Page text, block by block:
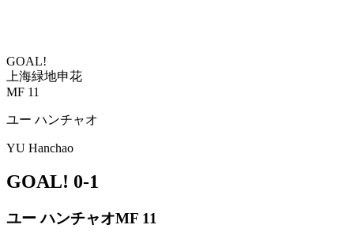
GOAL!
上海緑地申花
MF 11
ユー ハンチャオ
YU Hanchao
GOAL! 0-1
ユー ハンチャオMF 11